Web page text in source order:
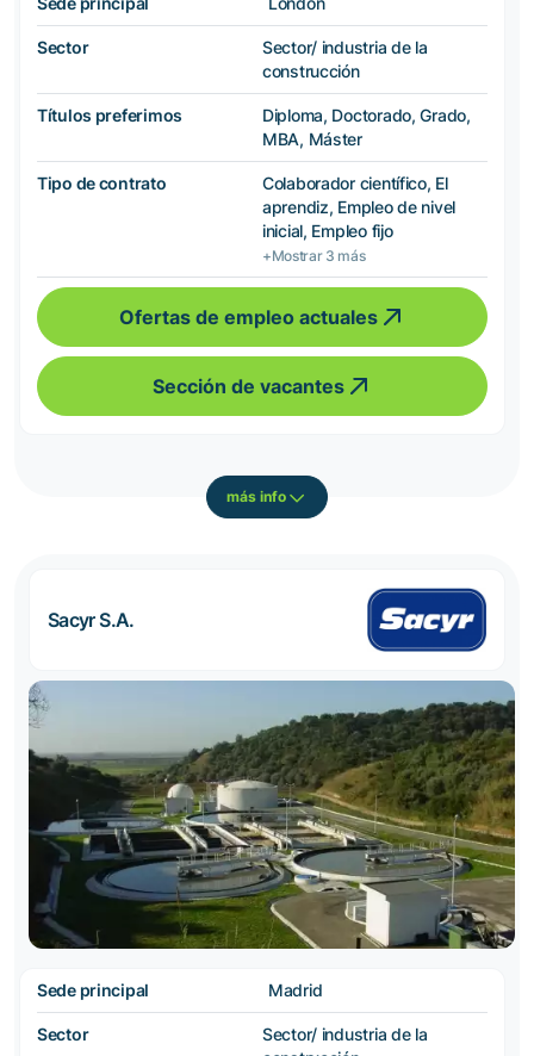
Sector
Sector/ industria de la
construcción
Títulos preferimos
Diploma, Doctorado, Grado,
MBA, Máster
Tipo de contrato
Colaborador científico, El
aprendiz, Empleo de nivel
inicial, Empleo fijo
+Mostrar 3 más
Ofertas de empleo actuales
Sección de vacantes
más info
Sacyr S.A.
Sede principal Madrid
Sector
Sector/ industria de la